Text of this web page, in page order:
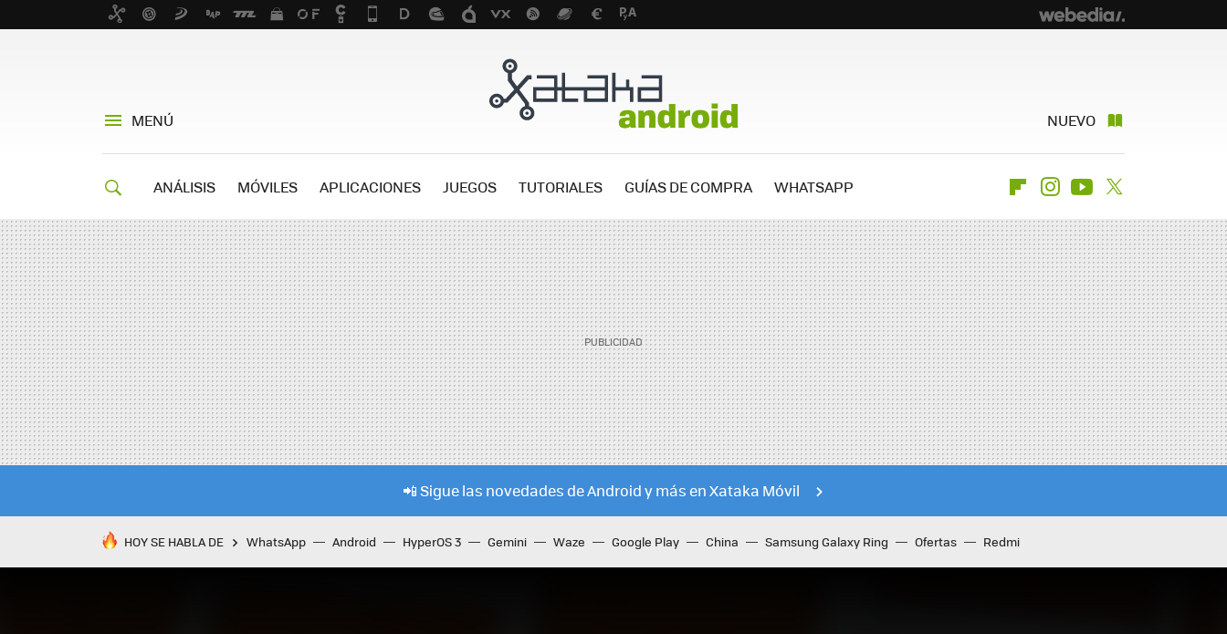
MENÚ NUEVO
ANÁLISIS MÓVILES APLICACIONES JUEGOS TUTORIALES GUÍAS DE COMPRA WHATSAPP FlipboardInstagramYoutube
📲 Sigue las novedades de Android y más en Xataka Móvil
HOY SE HABLA DE WhatsApp Android HyperOS 3 Gemini Waze Google Play China Samsung Galaxy Ring Ofertas Redmi